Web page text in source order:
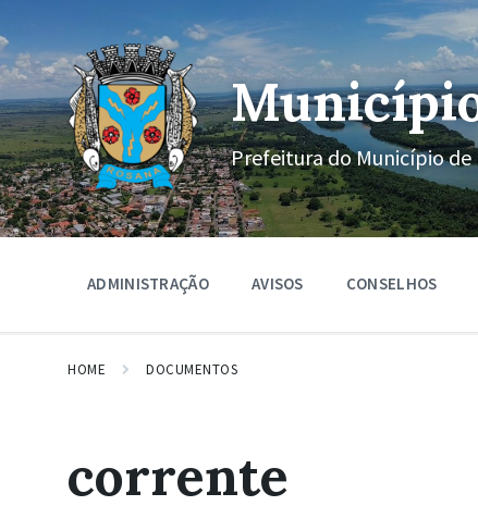
o
conteúdo
a
navegação
principal
o
rodapé
Prefeitura do Município de
ADMINISTRAÇÃO AVISOS CONSELHOS
HOME DOCUMENTOS
corrente